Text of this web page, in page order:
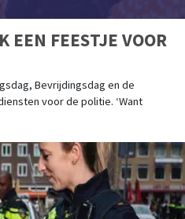
EEN FEESTJE VOOR
Bevrijdingsdag en de
voor de politie. ‘Want